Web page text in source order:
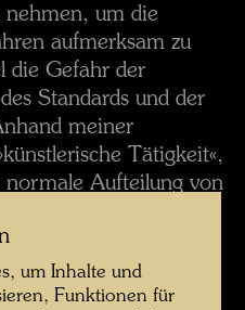
nehmen, um die
aufmerksam zu
die Gefahr der
Standards und der
meiner
Tätigkeit«,
normale Aufteilung von
Papier und
kann ich sofort
Rechtecke
erkennen, sei es eine
um Inhalte und
Funktionen für